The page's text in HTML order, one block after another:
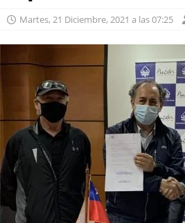
Martes, 21 Diciembre, 2021 a las 07:25